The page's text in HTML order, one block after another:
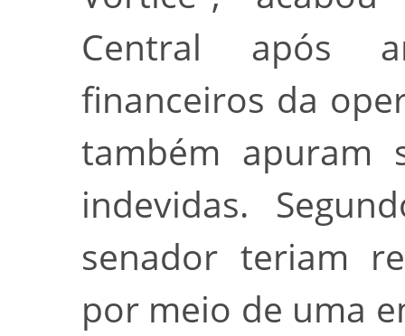
Central após
financeiros da
também apuram
indevidas.
senador teriam
por meio de uma